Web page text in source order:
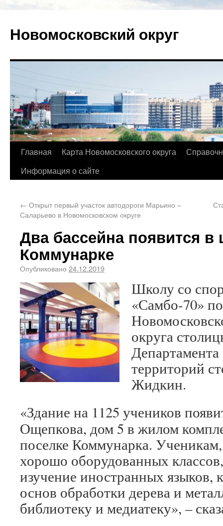
Новомосковский округ
Главная Карта Новомосковского округа
Информация о сайте
← Открыт первый участок автодороги Марьино –
Саларьево в Новомосковском округе
Два бассейна появится
Коммунарке
Опубликовано 24.12.2019
Школу со
«Самбо-70»
округа
территорий
Жидкин.
«Здание на 1125 учеников
Ощепкова, дом 5 в жилом
поселке Коммунарка.
хорошо оборудованных
изучение иностранных
основ обработки дерева и
библиотеку и медиатеку», –